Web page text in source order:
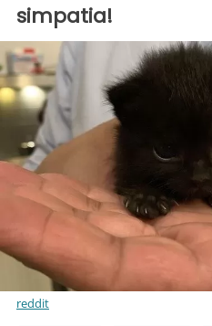
simpatia!
reddit